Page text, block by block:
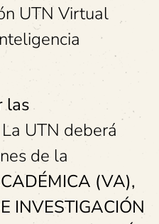
UTN Virtual
las
La UTN deberá
de la
(VA),
INVESTIGACIÓN